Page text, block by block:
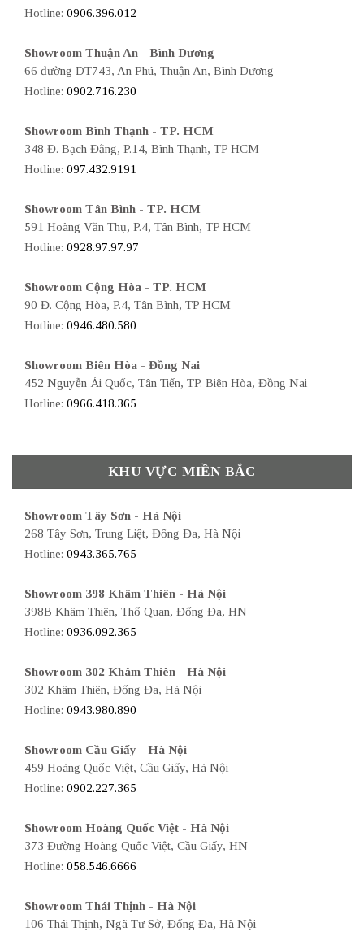
Hotline: 0906.396.012
Showroom Thuận An - Bình Dương
66 đường DT743, An Phú, Thuận An, Bình Dương
Hotline: 0902.716.230
Showroom Bình Thạnh - TP. HCM
348 Đ. Bạch Đằng, P.14, Bình Thạnh, TP HCM
Hotline: 097.432.9191
Showroom Tân Bình - TP. HCM
591 Hoàng Văn Thụ, P.4, Tân Bình, TP HCM
Hotline: 0928.97.97.97
Showroom Cộng Hòa - TP. HCM
90 Đ. Cộng Hòa, P.4, Tân Bình, TP HCM
Hotline: 0946.480.580
Showroom Biên Hòa - Đồng Nai
452 Nguyễn Ái Quốc, Tân Tiến, TP. Biên Hòa, Đồng Nai
Hotline: 0966.418.365
KHU VỰC MIỀN BẮC
Showroom Tây Sơn - Hà Nội
268 Tây Sơn, Trung Liệt, Đống Đa, Hà Nội
Hotline: 0943.365.765
Showroom 398 Khâm Thiên - Hà Nội
398B Khâm Thiên, Thổ Quan, Đống Đa, HN
Hotline: 0936.092.365
Showroom 302 Khâm Thiên - Hà Nội
302 Khâm Thiên, Đống Đa, Hà Nội
Hotline: 0943.980.890
Showroom Cầu Giấy - Hà Nội
459 Hoàng Quốc Việt, Cầu Giấy, Hà Nội
Hotline: 0902.227.365
Showroom Hoàng Quốc Việt - Hà Nội
373 Đường Hoàng Quốc Việt, Cầu Giấy, HN
Hotline: 058.546.6666
Showroom Thái Thịnh - Hà Nội
106 Thái Thịnh, Ngã Tư Sở, Đống Đa, Hà Nội